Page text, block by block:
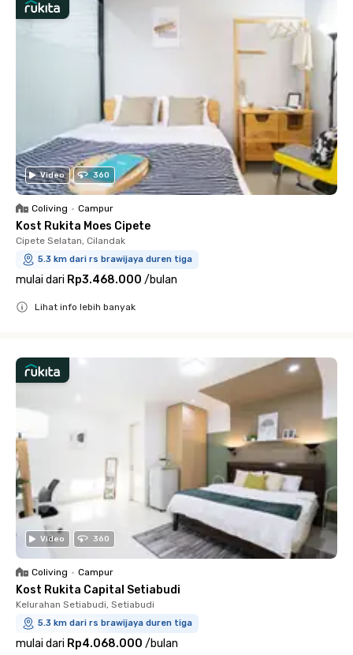
Video 360
Coliving • Campur
Kost Rukita Moes Cipete
Cipete Selatan, Cilandak
5.3 km dari rs brawijaya duren tiga
mulai dari Rp3.468.000 /bulan
Lihat info lebih banyak
Video 360
Coliving • Campur
Kost Rukita Capital Setiabudi
Kelurahan Setiabudi, Setiabudi
5.3 km dari rs brawijaya duren tiga
mulai dari Rp4.068.000 /bulan